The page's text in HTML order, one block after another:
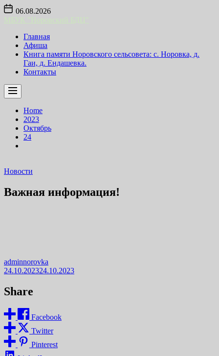
Skip
content
06.08.2026
Главная
Афиша
Книга памяти Норовского сельсовета: с. Норовка, д.
Гаи, д. Ендашевка.
Контакты
Home
2023
Октябрь
24
Новости
Важная информация!
adminnorovka
24.10.202324.10.2023
Share
Facebook
Twitter
Pinterest